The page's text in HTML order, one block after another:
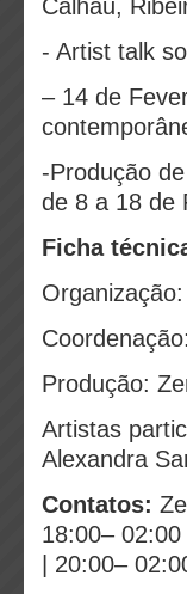
Calhau,
- Artist talk
– 14 de
-Produção
de 8 a 18 de
Ficha
Produção:
Artistas
Alexandra
Contatos:
18:00–
| 20:00–